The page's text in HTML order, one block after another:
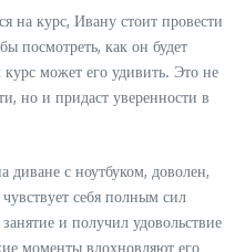
на курс, Ивану стоит провести
посмотреть, как он будет
может его удивить. Это не
но и придаст уверенности в
диване с ноутбуком, доволен,
себя полным сил
и получил удовольствие
моменты вдохновляют его